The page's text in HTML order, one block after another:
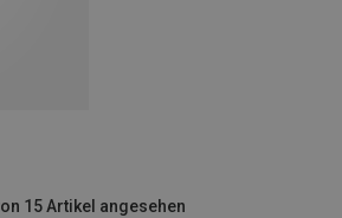
15 Artikel angesehen